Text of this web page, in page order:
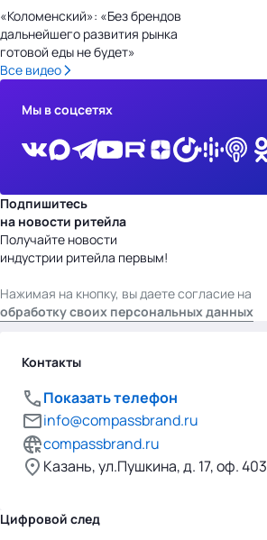
«Коломенский»: «Без брендов
дальнейшего развития рынка
готовой еды не будет»
Все видео
Мы в соцсетях
Подпишитесь
на новости ритейла
Получайте новости
индустрии ритейла первым!
Нажимая на кнопку, вы даете согласие на
обработку своих персональных данных
Контакты
Показать телефон
info@compassbrand.ru
compassbrand.ru
Казань, ул.Пушкина, д. 17, оф. 403
Цифровой след